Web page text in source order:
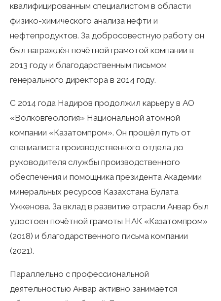
квалифицированным специалистом в области
физико-химического анализа нефти и
нефтепродуктов. За добросовестную работу он
был награждён почётной грамотой компании в
2013 году и благодарственным письмом
генерального директора в 2014 году.
С 2014 года Надиров продолжил карьеру в АО
«Волковгеология» Национальной атомной
компании «Казатомпром». Он прошёл путь от
специалиста производственного отдела до
руководителя службы производственного
обеспечения и помощника президента Академии
минеральных ресурсов Казахстана Булата
Ужкенова. За вклад в развитие отрасли Анвар был
удостоен почётной грамоты НАК «Казатомпром»
(2018) и благодарственного письма компании
(2021).
Параллельно с профессиональной
деятельностью Анвар активно занимается